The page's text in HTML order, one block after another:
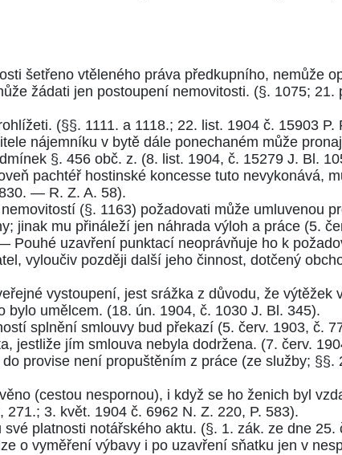
šetřeno vtěleného práva předkupního, nemůže
žádati jen postoupení nemovitosti. (§. 1075; 21.
(§§. 1111. a 1118.; 22. list. 1904 č. 15903 P.
nájemníku v bytě dále ponechaném může
§. 456 obč. z. (8. list. 1904, č. 15279 J. Bl.
pachtéř hostinské koncesse tuto nevykonává,
— R. Z. A. 58).
(§. 1163) požadovati může umluvenou
jinak mu přináleží jen náhrada výloh a práce (5.
Pouhé uzavření punktací neoprávňuje ho k
vyloučiv později další jeho činnost, dotčený
vystoupení, jest srážka z důvodu, že výtěžek
bylo umělcem. (18. ún. 1904, č. 1030 J. Bl. 345).
splnění smlouvy bud překazí (5. červ. 1903, č.
jestliže jím smlouva nebyla dodržena. (7. červ.
provise není propuštěním z práce (ze služby; §§.
(cestou nespornou), i když se ho ženich byl
, 271.; 3. květ. 1904 č. 6962 N. Z. 220, P. 583).
platnosti notářského aktu. (§. 1. zák. ze dne 25.
o vyměření výbavy i po uzavření sňatku jen v